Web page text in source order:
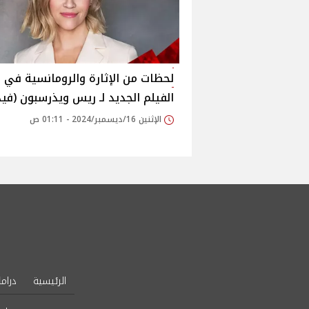
لحظات من الإثارة والرومانسية في
الفيلم الجديد لـ ريس ويذرسبون
الإثنين 16/ديسمبر/2024 - 01:11 ص
الرئيسية دراما